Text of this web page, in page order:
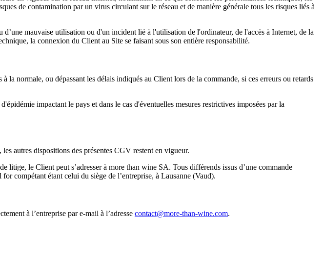
de contamination par un virus circulant sur le réseau et de manière générale tous les risques liés à
mauvaise utilisation ou d'un incident lié à l'utilisation de l'ordinateur, de l'accès à Internet, de la
la connexion du Client au Site se faisant sous son entière responsabilité.
normale, ou dépassant les délais indiqués au Client lors de la commande, si ces erreurs ou retards
impactant le pays et dans le cas d'éventuelles mesures restrictives imposées par la
autres dispositions des présentes CGV restent en vigueur.
litige, le Client peut s’adresser à more than wine SA. Tous différends issus d’une commande
compétant étant celui du siège de l’entreprise, à Lausanne (Vaud).
à l’entreprise par e-mail à l’adresse contact@more-than-wine.com.